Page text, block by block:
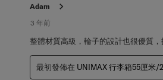
Adam
3 年前
整體材質高級，輪子的設計也很優質
最初發佈在 UNIMAX 行李箱55厘米/